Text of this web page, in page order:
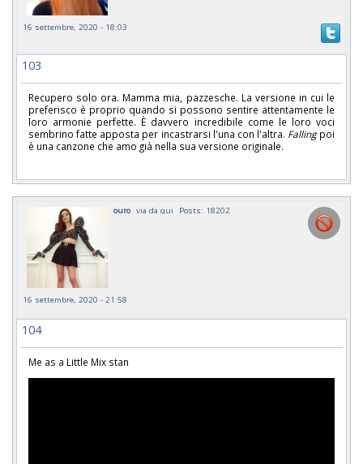
16 settembre, 2020 - 18:03
103
Recupero solo ora. Mamma mia, pazzesche. La versione in cui le
preferisco è proprio quando si possono sentire attentamente le
loro armonie perfette. È davvero incredibile come le loro voci
sembrino fatte apposta per incastrarsi l'una con l'altra. Fallingpoi
è una canzone che amo già nella sua versione originale.
ouro via da qui Posts: 18202
16 settembre, 2020 - 21:58
104
Me as a Little Mix stan